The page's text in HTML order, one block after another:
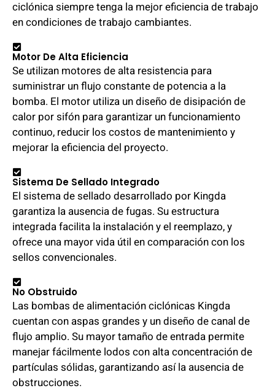
ciclónica siempre tenga la mejor eficiencia de trabajo
en condiciones de trabajo cambiantes.
Motor De Alta Eficiencia
Se utilizan motores de alta resistencia para
suministrar un flujo constante de potencia a la
bomba. El motor utiliza un diseño de disipación de
calor por sifón para garantizar un funcionamiento
continuo, reducir los costos de mantenimiento y
mejorar la eficiencia del proyecto.
Sistema De Sellado Integrado
El sistema de sellado desarrollado por Kingda
garantiza la ausencia de fugas. Su estructura
integrada facilita la instalación y el reemplazo, y
ofrece una mayor vida útil en comparación con los
sellos convencionales.
No Obstruido
Las bombas de alimentación ciclónicas Kingda
cuentan con aspas grandes y un diseño de canal de
flujo amplio. Su mayor tamaño de entrada permite
manejar fácilmente lodos con alta concentración de
partículas sólidas, garantizando así la ausencia de
obstrucciones.